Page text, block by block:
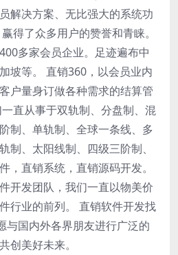
解决方案、无比强大的系统功
得了众多用户的赞誉和青睐。
多家会员企业。足迹遍布中
坡等。 直销360，以会员业内
户量身订做各种需求的结算管
直从事于双轨制、分盘制、混
制、单轨制、全球一条线、多
制、太阳线制、四级三阶制、
，直销系统，直销源码开发。
开发团队，我们一直以物美价
行业的前列。 直销软件开发找
与国内外各界朋友进行广泛的
创美好未来。